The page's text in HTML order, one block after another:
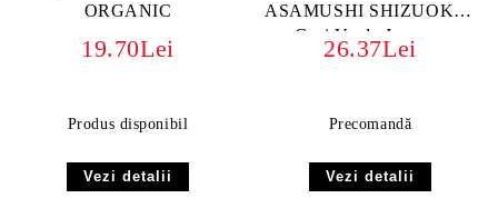
ORGANIC
19.70Lei
Produs disponibil
Vezi detalii
ASAMUSHI SHIZUOKA |
Ceai Verde Japonez
Premium BIO ORGANIC
26.37Lei
Precomandă
Vezi detalii